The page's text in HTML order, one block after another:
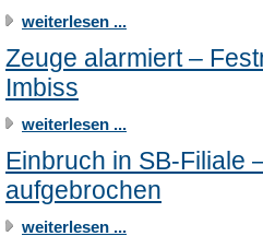
weiterlesen ...
Zeuge alarmiert –
Imbiss
weiterlesen ...
Einbruch in SB-Filiale
aufgebrochen
weiterlesen ...